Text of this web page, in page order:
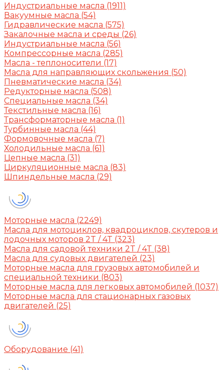
Индустриальные масла (1911)
Вакуумные масла (54)
Гидравлические масла (575)
Закалочные масла и среды (26)
Индустриальные масла (56)
Компрессорные масла (285)
Масла - теплоносители (17)
Масла для направляющих скольжения (50)
Пневматические масла (34)
Редукторные масла (508)
Специальные масла (34)
Текстильные масла (16)
Трансформаторные масла (1)
Турбинные масла (44)
Формовочные масла (7)
Холодильные масла (61)
Цепные масла (31)
Циркуляционные масла (83)
Шпиндельные масла (29)
Моторные масла (2249)
Масла для мотоциклов, квадроциклов, скутеров и
лодочных моторов 2T / 4T (323)
Масла для садовой техники 2T / 4T (38)
Масла для судовых двигателей (23)
Моторные масла для грузовых автомобилей и
специальной техники (803)
Моторные масла для легковых автомобилей (1037)
Моторные масла для стационарных газовых
двигателей (25)
Оборудование (41)